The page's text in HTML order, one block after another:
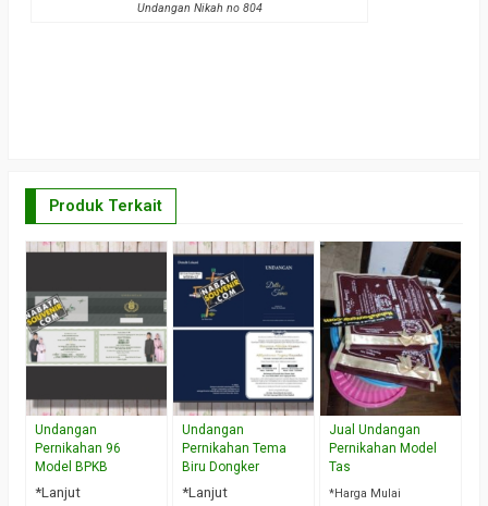
Undangan Nikah no 804
Produk Terkait
Undangan
Pernikahan 96
Model BPKB
*Lanjut
Undangan
Pernikahan Tema
Biru Dongker
*Lanjut
Jual Undangan
Pernikahan Model
Tas
*Harga Mulai